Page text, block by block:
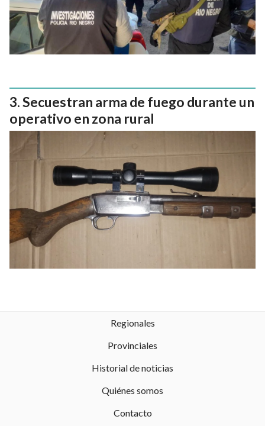
Secuestran arma de fuego durante un
operativo en zona rural
Regionales
Provinciales
Historial de noticias
Quiénes somos
Contacto